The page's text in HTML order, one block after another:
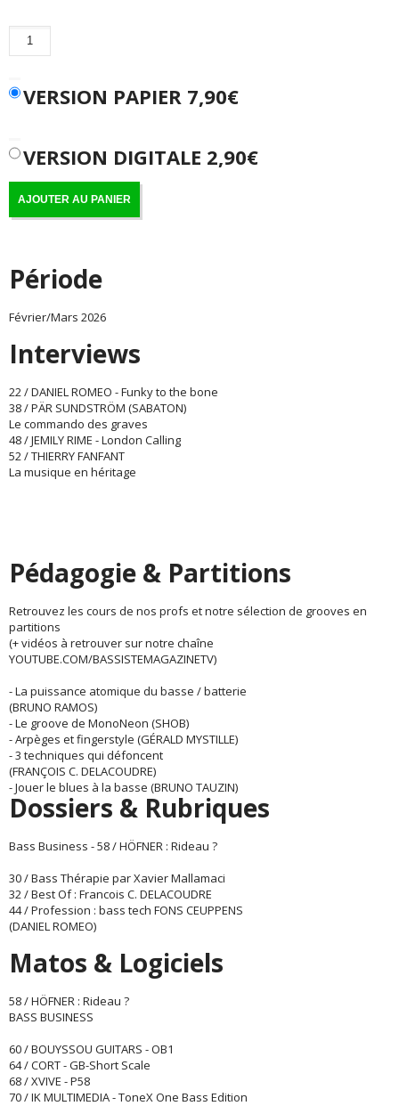
quantité
VERSION PAPIER 7,90€
VERSION DIGITALE 2,90€
AJOUTER AU PANIER
Période
Février/Mars 2026
Interviews
22 / DANIEL ROMEO - Funky to the bone
38 / PÄR SUNDSTRÖM (SABATON)
Le commando des graves
48 / JEMILY RIME - London Calling
52 / THIERRY FANFANT
La musique en héritage
Pédagogie & Partitions
Retrouvez les cours de nos profs et notre sélection de grooves en
partitions
(+ vidéos à retrouver sur notre chaîne
YOUTUBE.COM/BASSISTEMAGAZINETV)
- La puissance atomique du basse / batterie
(BRUNO RAMOS)
- Le groove de MonoNeon (SHOB)
- Arpèges et fingerstyle (GÉRALD MYSTILLE)
- 3 techniques qui défoncent
(FRANÇOIS C. DELACOUDRE)
- Jouer le blues à la basse (BRUNO TAUZIN)
Dossiers & Rubriques
Bass Business - 58 / HÖFNER : Rideau ?
30 / Bass Thérapie par Xavier Mallamaci
32 / Best Of : Francois C. DELACOUDRE
44 / Profession : bass tech FONS CEUPPENS
(DANIEL ROMEO)
Matos & Logiciels
58 / HÖFNER : Rideau ?
BASS BUSINESS
60 / BOUYSSOU GUITARS - OB1
64 / CORT - GB-Short Scale
68 / XVIVE - P58
70 / IK MULTIMEDIA - ToneX One Bass Edition